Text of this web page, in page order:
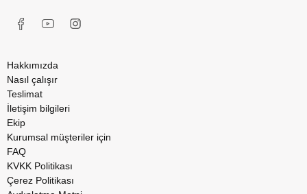
Hakkımızda
Nasıl çalışır
Teslimat
İletişim bilgileri
Ekip
Kurumsal müşteriler için
FAQ
KVKK Politikası
Çerez Politikası